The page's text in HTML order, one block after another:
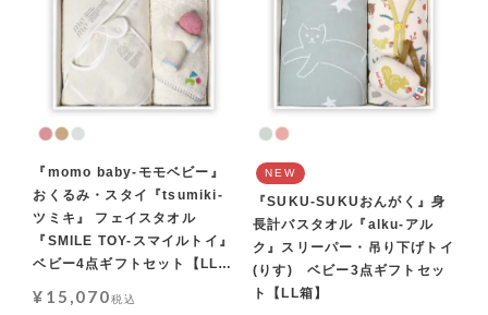
『momo baby-モモベビー』
おくるみ・スタイ『tsumiki-
ツミキ』 フェイスタオル
『SMILE TOY-スマイルトイ』
ベビー4点ギフトセット【LL
¥ 15,070税込
NEW
『SUKU-SUKUおんがく』身
長計バスタオル『alku-アル
ク』スリーパー・吊り下げトイ
(りす) ベビー3点ギフトセッ
ト【LL箱】